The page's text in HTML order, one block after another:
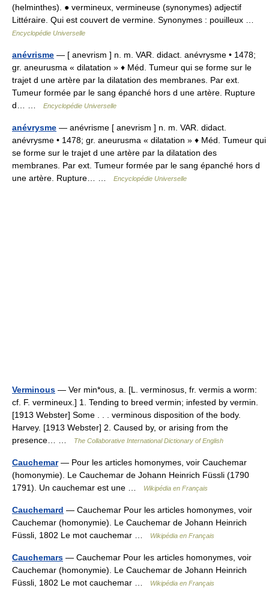
(helminthes). ● vermineux, vermineuse (synonymes) adjectif
Littéraire. Qui est couvert de vermine. Synonymes : pouilleux …
Encyclopédie Universelle
anévrisme — [ anevrism ] n. m. VAR. didact. anévrysme • 1478;
gr. aneurusma « dilatation » ♦ Méd. Tumeur qui se forme sur le
trajet d une artère par la dilatation des membranes. Par ext.
Tumeur formée par le sang épanché hors d une artère. Rupture
d… …
Encyclopédie Universelle
anévrysme — anévrisme [ anevrism ] n. m. VAR. didact.
anévrysme • 1478; gr. aneurusma « dilatation » ♦ Méd. Tumeur qui
se forme sur le trajet d une artère par la dilatation des
membranes. Par ext. Tumeur formée par le sang épanché hors d
une artère. Rupture… …
Encyclopédie Universelle
Verminous — Ver min*ous, a. [L. verminosus, fr. vermis a worm:
cf. F. vermineux.] 1. Tending to breed vermin; infested by vermin.
[1913 Webster] Some . . . verminous disposition of the body.
Harvey. [1913 Webster] 2. Caused by, or arising from the
presence… …
The Collaborative International Dictionary of English
Cauchemar— Pour les articles homonymes, voir Cauchemar
(homonymie). Le Cauchemar de Johann Heinrich Füssli (1790
1791). Un cauchemar est une …
Wikipédia en Français
Cauchemard — Cauchemar Pour les articles homonymes, voir
Cauchemar (homonymie). Le Cauchemar de Johann Heinrich
Füssli, 1802 Le mot cauchemar …
Wikipédia en Français
Cauchemars — Cauchemar Pour les articles homonymes, voir
Cauchemar (homonymie). Le Cauchemar de Johann Heinrich
Füssli, 1802 Le mot cauchemar …
Wikipédia en Français